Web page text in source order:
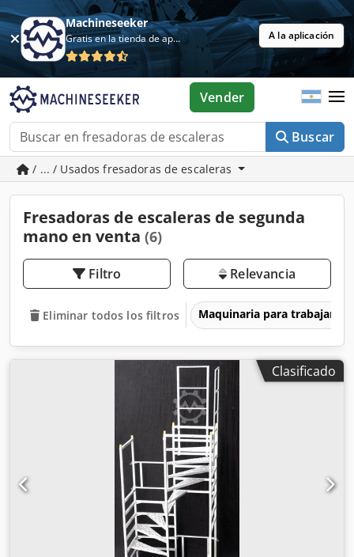
Machineseeker
Gratis en la tienda de aplicaciones A la aplicación
Buscar
Vender
/ ... / Usados fresadoras de escaleras
Fresadoras de escaleras de segunda
mano en venta (6)
Filtro Relevancia
Eliminar todos los filtros Maquinaria para trabajar la
Clasificado